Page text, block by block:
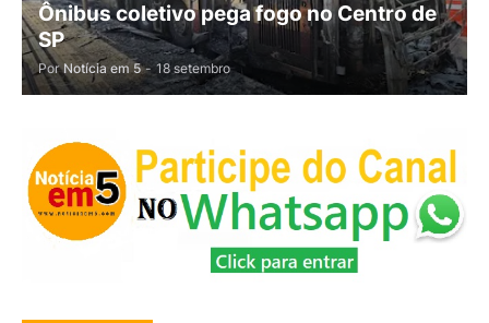
Ônibus coletivo pega fogo no Centro de
SP
Por Notícia em 5 - 18 setembro